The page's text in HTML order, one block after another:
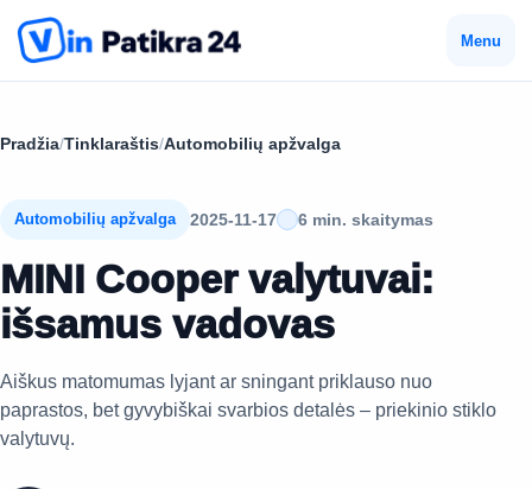
Menu
Pradžia/Tinklaraštis/Automobilių apžvalga
Automobilių apžvalga 2025-11-17 6 min. skaitymas
MINI Cooper valytuvai:
išsamus vadovas
Aiškus matomumas lyjant ar sningant priklauso nuo
paprastos, bet gyvybiškai svarbios detalės – priekinio stiklo
valytuvų.